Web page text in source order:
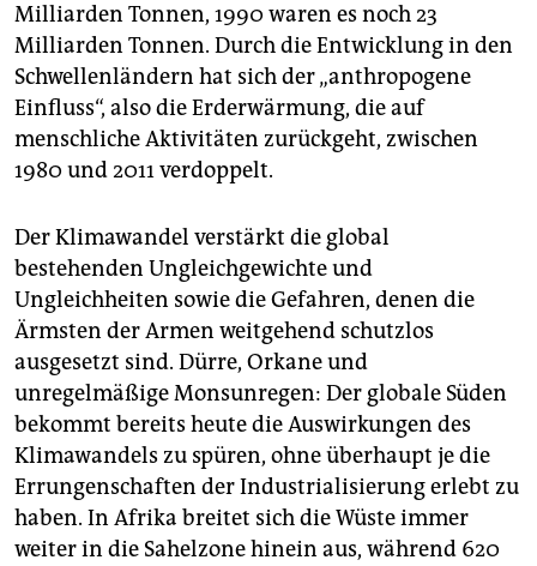
Milliarden Tonnen, 1990 waren es noch 23
Milliarden Tonnen. Durch die Entwicklung in den
Schwellenländern hat sich der „anthropogene
Einfluss“, also die Erderwärmung, die auf
menschliche Aktivitäten zurückgeht, zwischen
1980 und 2011 verdoppelt.
Der Klimawandel verstärkt die global
bestehenden Ungleichgewichte und
Ungleichheiten sowie die Gefahren, denen die
Ärmsten der Armen weitgehend schutzlos
ausgesetzt sind. Dürre, Orkane und
unregelmäßige Monsunregen: Der globale Süden
bekommt bereits heute die Auswirkungen des
Klimawandels zu spüren, ohne überhaupt je die
Errungenschaften der Industrialisierung erlebt zu
haben. In Afrika breitet sich die Wüste immer
weiter in die Sahelzone hinein aus, während 620